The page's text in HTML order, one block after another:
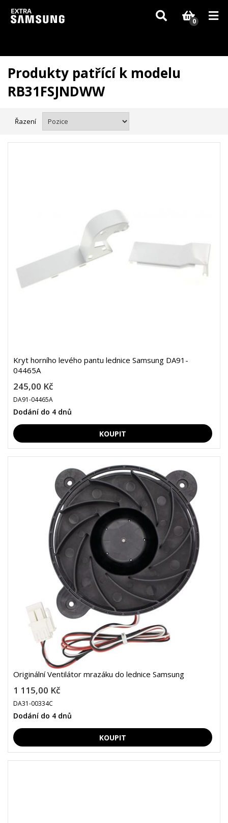
Vzhledem k aktuální situaci se může dodání dílů, které nejsou skladem,
zpozdit. Děkujeme za pochopení.
0
Produkty patřící k modelu
RB31FSJNDWW
Řazení
Kryt horního levého pantu lednice Samsung DA91-
04465A
245,00 Kč
DA91-04465A
Dodání do 4 dnů
Originální Ventilátor mrazáku do lednice Samsung
1 115,00 Kč
DA31-00334C
Dodání do 4 dnů